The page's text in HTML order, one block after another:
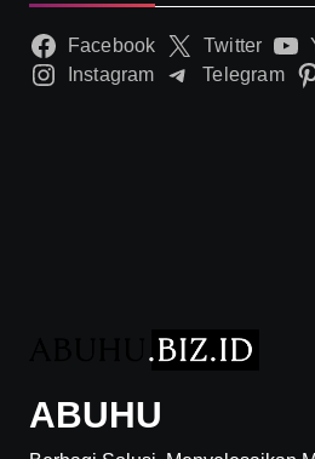
Facebook Twitter
Instagram
Telegram
ABUHU